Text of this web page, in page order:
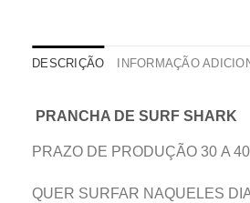
DESCRIÇÃO INFORMAÇÃO
PRANCHA DE SURF SHARK
PRAZO DE PRODUÇÃO 30 A
QUER SURFAR NAQUELES